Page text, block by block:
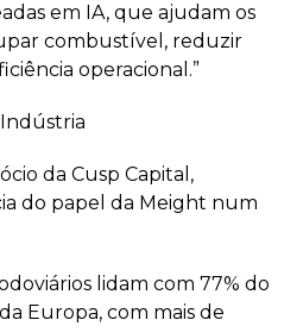
em IA, que ajudam os
combustível, reduzir
operacional.”
da Cusp Capital,
do papel da Meight num
lidam com 77% do
Europa, com mais de